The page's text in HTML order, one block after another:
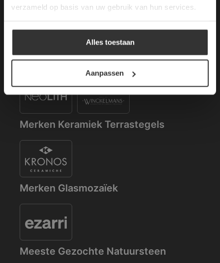
verzameld op basis van uw gebruik van hun services.
Alles toestaan
Aanpassen
Merken Keramiek Terrastegels
Merken Glasmozaïek
Meeste Gezochte Natuursteen
ALLES ACCEPTEREN
ALLES AFWIJZEN
DETAILS WEERGEVEN